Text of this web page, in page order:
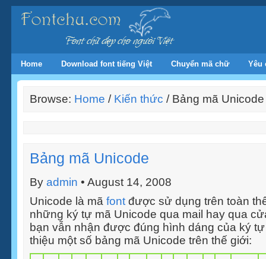
Home Download font tiếng Việt Chuyển mã chữ Yêu
Browse: Home / Kiến thức / Bảng mã Unicode
Bảng mã Unicode
By admin • August 14, 2008
Unicode là mã font được sử dụng trên toàn
những ký tự mã Unicode qua mail hay qua
bạn vẫn nhận được đúng hình dáng của ký
thiệu một số bảng mã Unicode trên thế giới: